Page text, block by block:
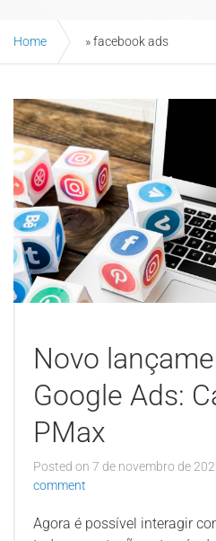
Home »facebook ads
Novo
Google Ads:
PMax
Posted on 7 de novembro de
comment
Agora é possível interagir